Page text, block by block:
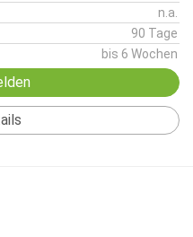
n.a.
90 Tage
bis 6 Wochen